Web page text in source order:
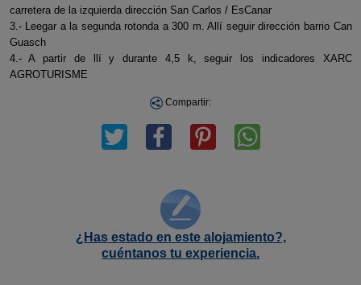
carretera de la izquierda dirección San Carlos / EsCanar
3.- Leegar a la segunda rotonda a 300 m. Allí seguir dirección barrio Can
Guasch
4.- A partir de llí y durante 4,5 k, seguir los indicadores XARC
AGROTURISME
Compartir:
¿Has estado en este alojamiento?,
cuéntanos tu experiencia.